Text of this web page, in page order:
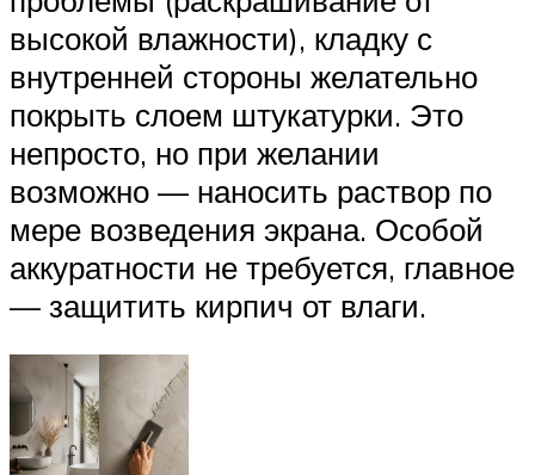
высокой влажности), кладку с
внутренней стороны желательно
покрыть слоем штукатурки. Это
непросто, но при желании
возможно — наносить раствор по
мере возведения экрана. Особой
аккуратности не требуется, главное
— защитить кирпич от влаги.